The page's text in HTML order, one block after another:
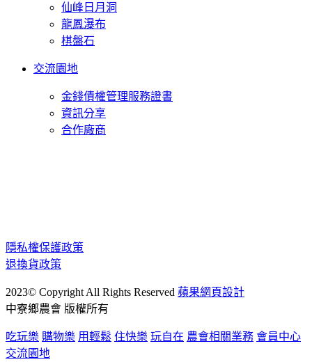
仙峰日月洞
龍鳳瀑布
棋盤石
交流園地
金錢債權管理服務證書
資訊分享
合作廠商
隱私權保護政策
退換貨政策
2023© Copyright All Rights Reserved 蘋果網頁設計
中寮鄉農會 版權所有
吃玩樂 購物樂 用輕鬆 住快樂 玩自在 農會相關業務 會員中心
交流園地